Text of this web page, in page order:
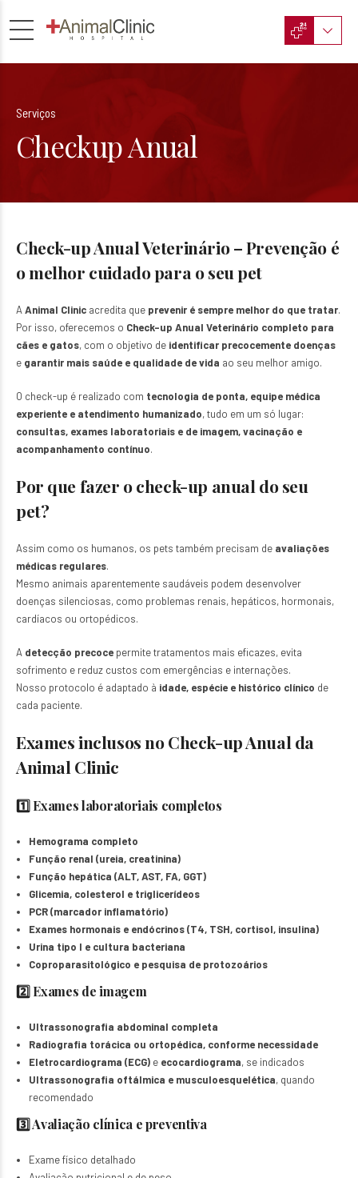
Serviços
Checkup Anual
Check-up Anual Veterinário – Prevenção é
o melhor cuidado para o seu pet
A Animal Clinic acredita que prevenir é sempre melhor do que tratar.
Por isso, oferecemos o Check-up Anual Veterinário completo para
cães e gatos, com o objetivo de identificar precocemente doenças
e garantir mais saúde e qualidade de vida ao seu melhor amigo.
O check-up é realizado com tecnologia de ponta, equipe médica
experiente e atendimento humanizado, tudo em um só lugar:
consultas, exames laboratoriais e de imagem, vacinação e
acompanhamento contínuo.
Por que fazer o check-up anual do seu
pet?
Assim como os humanos, os pets também precisam de avaliações
médicas regulares.
Mesmo animais aparentemente saudáveis podem desenvolver
doenças silenciosas, como problemas renais, hepáticos, hormonais,
cardíacos ou ortopédicos.
A detecção precoce permite tratamentos mais eficazes, evita
sofrimento e reduz custos com emergências e internações.
Nosso protocolo é adaptado à idade, espécie e histórico clínico de
cada paciente.
Exames inclusos no Check-up Anual da
Animal Clinic
1️⃣ Exames laboratoriais completos
Hemograma completo
Função renal (ureia, creatinina)
Função hepática (ALT, AST, FA, GGT)
Glicemia, colesterol e triglicerídeos
PCR (marcador inflamatório)
Exames hormonais e endócrinos (T4, TSH, cortisol, insulina)
Urina tipo I e cultura bacteriana
Coproparasitológico e pesquisa de protozoários
2️⃣ Exames de imagem
Ultrassonografia abdominal completa
Radiografia torácica ou ortopédica, conforme necessidade
Eletrocardiograma (ECG)e ecocardiograma, se indicados
Ultrassonografia oftálmica e musculoesquelética, quando
recomendado
3️⃣ Avaliação clínica e preventiva
Exame físico detalhado